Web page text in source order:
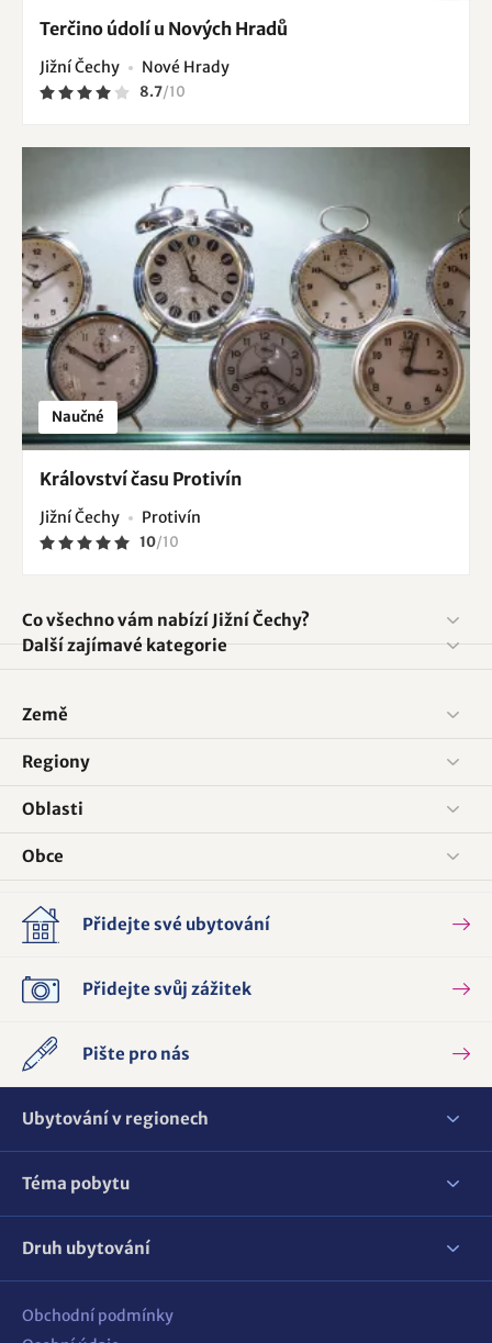
Terčino údolí u Nových Hradů
Jižní Čechy Nové Hrady
8.7/10
Naučné
Království času Protivín
Jižní Čechy Protivín
10/10
Co všechno vám nabízí Jižní Čechy?
Další zajímavé kategorie
Země
Regiony
Oblasti
Obce
Přidejte své ubytování
Přidejte svůj zážitek
Pište pro nás
Ubytování v regionech
Téma pobytu
Druh ubytování
Obchodní podmínky